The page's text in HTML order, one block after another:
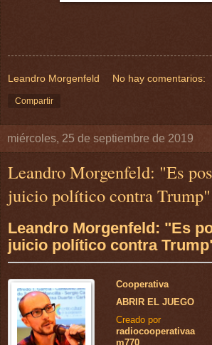
Leandro Morgenfeld No hay comentarios:
Compartir
miércoles, 25 de septiembre de 2019
Leandro Morgenfeld: "Es
juicio político contra Trump"
Leandro Morgenfeld: "Es
juicio político contra
Cooperativa
ABRIR EL JUEGO
Creado por
radiocooperativaa
m770